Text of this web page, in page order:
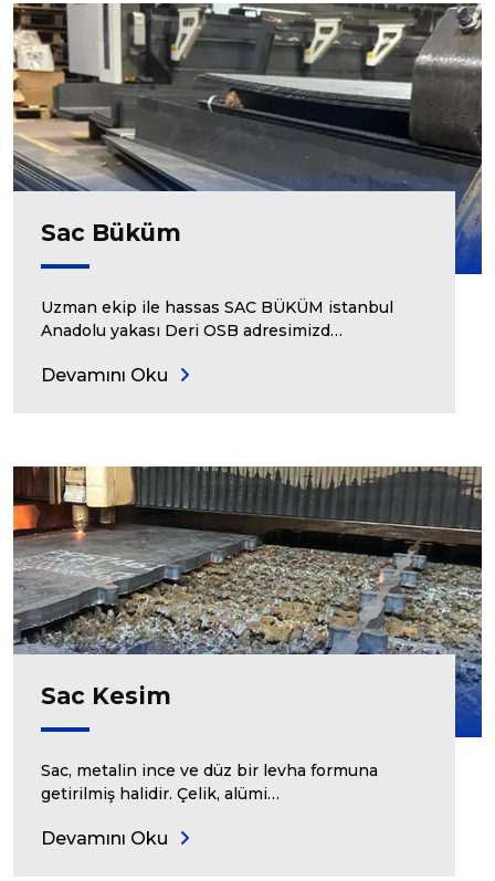
Sac Büküm
Uzman ekip ile hassas SAC BÜKÜM istanbul
Anadolu yakası Deri OSB adresimizd…
Devamını Oku
Sac Kesim
Sac, metalin ince ve düz bir levha formuna
getirilmiş halidir. Çelik, alümi…
Devamını Oku